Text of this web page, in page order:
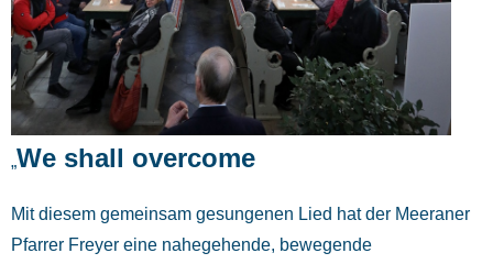
„We shall overcome
Mit diesem gemeinsam gesungenen Lied hat der Meeraner
Pfarrer Freyer eine nahegehende, bewegende